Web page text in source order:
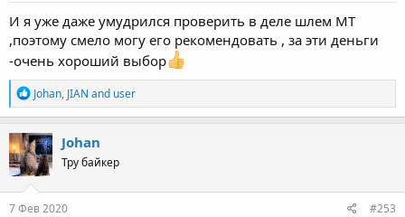
И я уже даже умудрился проверить в деле шлем МТ
,поэтому смело могу его рекомендовать , за эти деньги
-очень хороший выбор
R
e
a
c
t
i
o
n
s
Johan, JIAN and user
Johan
Тру байкер
7 Фев 2020 #253